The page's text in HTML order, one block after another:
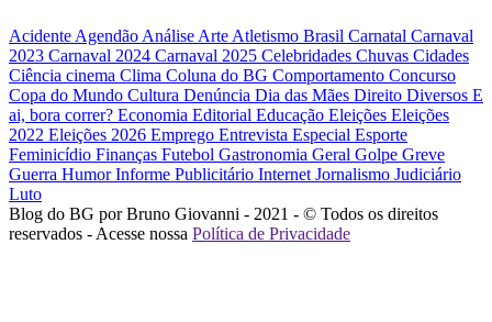
Acidente Agendão Análise Arte Atletismo Brasil Carnatal Carnaval
2023 Carnaval 2024 Carnaval 2025 Celebridades Chuvas Cidades
Ciência cinema Clima Coluna do BG Comportamento Concurso
Copa do Mundo Cultura Denúncia Dia das Mães Direito Diversos E
ai, bora correr? Economia Editorial Educação Eleições Eleições
2022 Eleições 2026 Emprego Entrevista Especial Esporte
Feminicídio Finanças Futebol Gastronomia Geral Golpe Greve
Guerra HumorInforme Publicitário Internet Jornalismo Judiciário
Luto
Blog do BG por Bruno Giovanni - 2021 - © Todos os direitos
reservados - Acesse nossa Política de Privacidade